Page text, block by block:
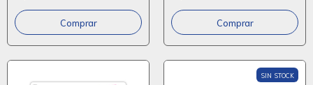
Comprar Comprar
SIN STOCK